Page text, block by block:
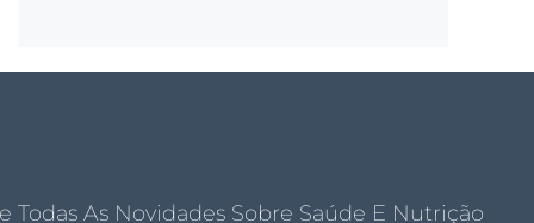
Todas As Novidades Sobre Saúde E Nutrição